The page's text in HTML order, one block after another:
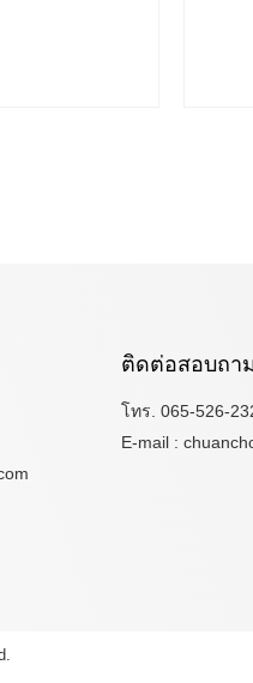
ติดต่อสอบถา
โทร. 065-526-
E-mail :